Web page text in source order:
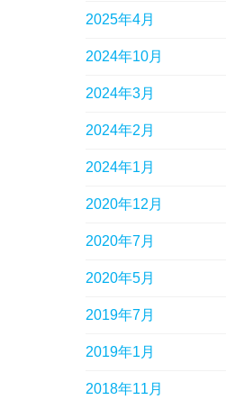
2025年4月
2024年10月
2024年3月
2024年2月
2024年1月
2020年12月
2020年7月
2020年5月
2019年7月
2019年1月
2018年11月